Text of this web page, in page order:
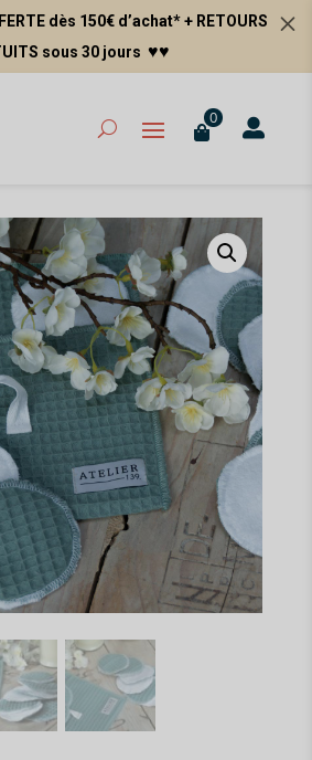
M
dès 150€ d’achat* + RETOURS
sous 30 jours ♥♥
0
 